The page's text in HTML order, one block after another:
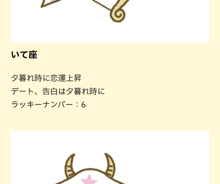
いて座
夕暮れ時に恋運上昇
デート、告白は夕暮れ時に
ラッキーナンバー：6